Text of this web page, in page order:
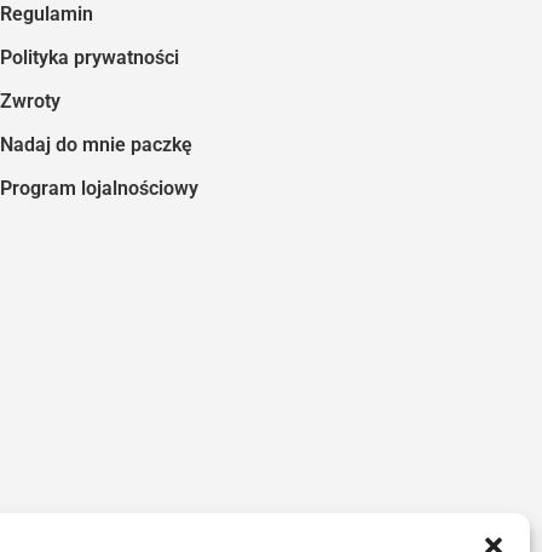
Regulamin
Polityka prywatności
Zwroty
Nadaj do mnie paczkę
Program lojalnościowy